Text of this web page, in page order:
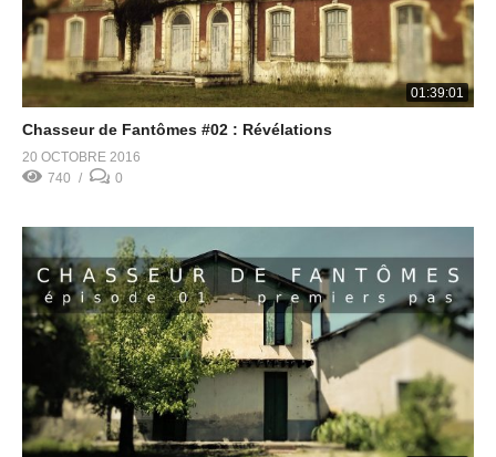
01:39:01
Chasseur de Fantômes #02 : Révélations
20 OCTOBRE 2016
740
0